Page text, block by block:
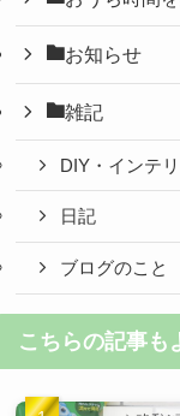
お知らせ
雑記
DIY・インテ
日記
ブログのこと
こちらの記事も